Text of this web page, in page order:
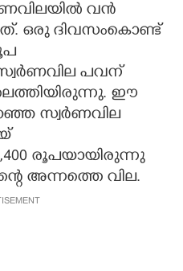
വൻ
ഒരു ദിവസംകൊണ്ട്
പവന്
ഈ
സ്വർണവില
രൂപയായിരുന്നു
അന്നത്തെ വില.